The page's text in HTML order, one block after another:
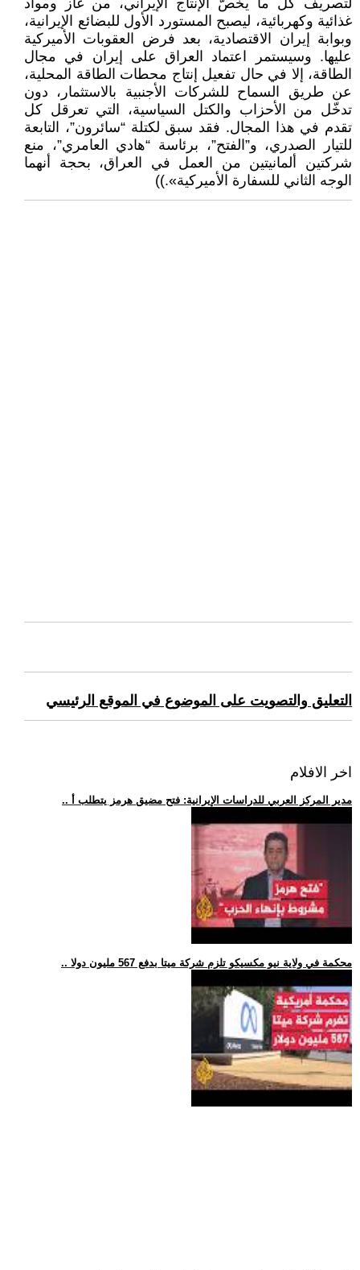
لتصريف كل ما يخصّ الإنتاج الإيراني، من غاز ومواد
غذائية وكهربائية، ليصبح المستورد الأول للبضائع الإيرانية،
وبوابة إيران الاقتصادية، بعد فرض العقوبات الأميركية
عليها. وسيستمر اعتماد العراق على إيران في مجال
الطاقة، إلا في حال تفعيل إنتاج محطات الطاقة المحلية،
عن طريق السماح للشركات الأجنبية بالاستثمار، دون
تدخّل من الأحزاب والكتل السياسية، التي تعرقل كل
تقدم في هذا المجال. فقد سبق لكتلة “سائرون”، التابعة
للتيار الصدري، و”الفتح”، برئاسة “هادي العامري”، منع
شركتين ألمانيتين من العمل في العراق، بحجة أنهما
الوجه الثاني للسفارة الأميركية».))
التعليق والتصويت على الموضوع في الموقع الرئيسي
اخر الافلام
.. مدير المركز العربي للدراسات الإيرانية: فتح مضيق هرمز يتطلب أ
.. محكمة في ولاية نيو مكسيكو تلزم شركة ميتا بدفع 567 مليون دولا